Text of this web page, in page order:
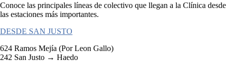
Conoce las principales líneas de colectivo que llegan a la Clínica desde
las estaciones más importantes.
DESDE SAN JUSTO
624 Ramos Mejía (Por Leon Gallo)
242 San Justo → Haedo